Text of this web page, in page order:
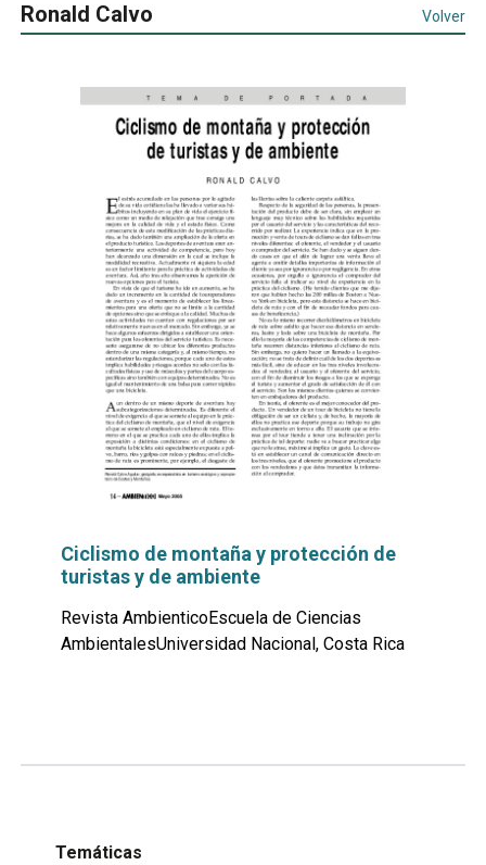
Ronald Calvo Volver
Ciclismo de montaña y protección de
turistas y de ambiente
Revista AmbienticoEscuela de Ciencias
AmbientalesUniversidad Nacional, Costa Rica
Temáticas